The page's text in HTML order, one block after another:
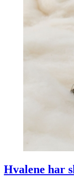
Hvalene har